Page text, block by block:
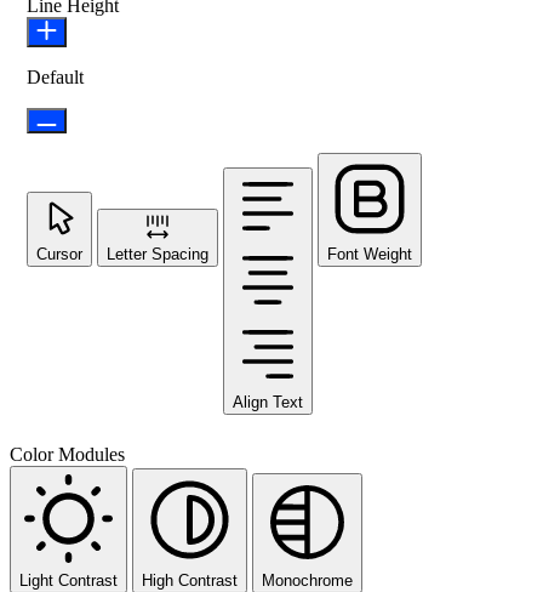
Line Height
Default
Cursor Letter Spacing
Align Text
Font Weight
Color Modules
Light Contrast High Contrast Monochrome